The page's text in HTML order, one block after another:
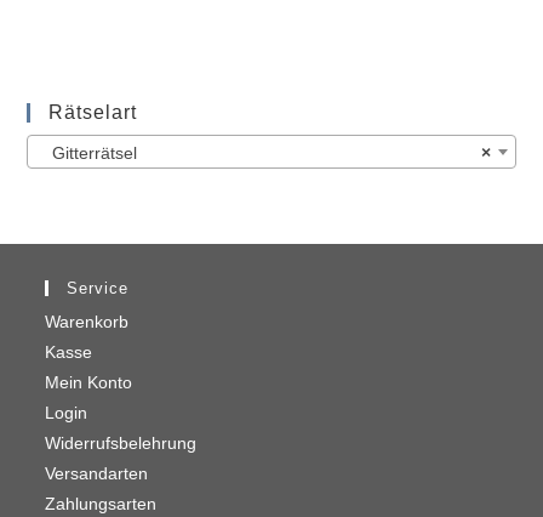
Rätselart
×
Gitterrätsel
Service
Warenkorb
Kasse
Mein Konto
Login
Widerrufsbelehrung
Versandarten
Zahlungsarten